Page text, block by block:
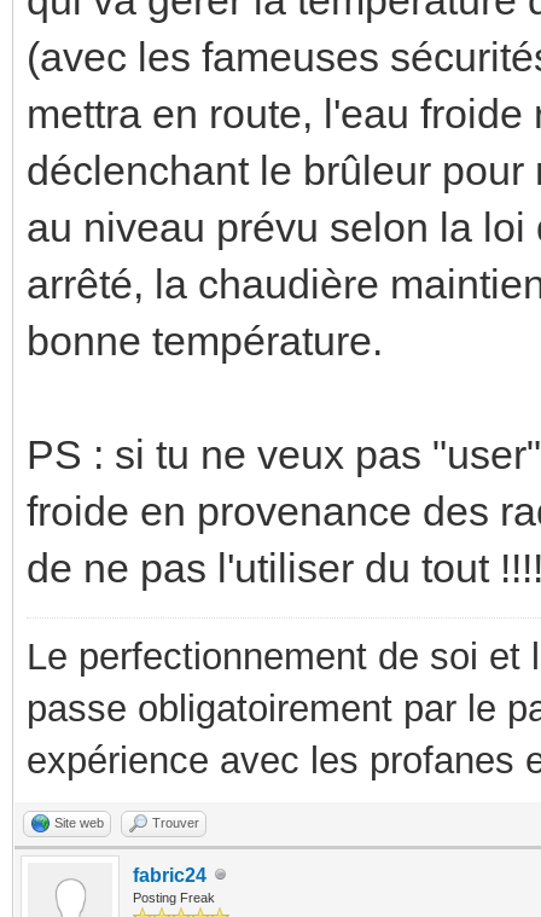
(avec les fameuses
mettra en route, l'eau
déclenchant le brûleur
au niveau prévu selon la
arrêté, la chaudière
bonne température.
PS : si tu ne veux pas
froide en provenance des
de ne pas l'utiliser du tout
Le perfectionnement de soi
passe obligatoirement par le
expérience avec les profanes
Site web Trouver
fabric24
Posting Freak